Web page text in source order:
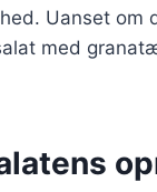
Uanset om
med